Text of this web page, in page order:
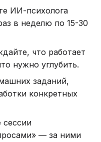
ИИ-психолога
в неделю по 15-30
что работает
нужно углубить.
заданий,
конкретных
— за ними